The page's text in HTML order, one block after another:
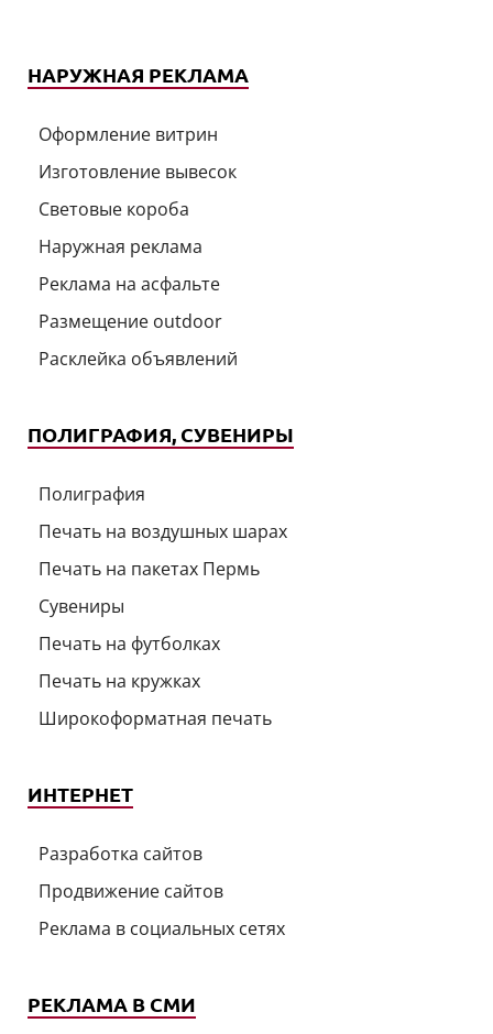
НАРУЖНАЯ РЕКЛАМА
Оформление витрин
Изготовление вывесок
Световые короба
Наружная реклама
Реклама на асфальте
Размещение outdoor
Расклейка объявлений
ПОЛИГРАФИЯ, СУВЕНИРЫ
Полиграфия
Печать на воздушных шарах
Печать на пакетах Пермь
Сувениры
Печать на футболках
Печать на кружках
Широкоформатная печать
ИНТЕРНЕТ
Разработка сайтов
Продвижение сайтов
Реклама в социальных сетях
РЕКЛАМА В СМИ